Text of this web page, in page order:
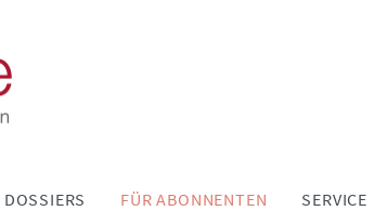
DOSSIERS FÜR ABONNENTEN SERVICE